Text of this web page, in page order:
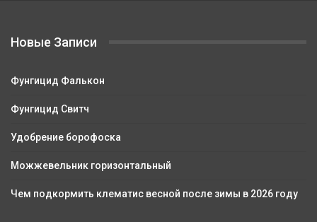
Новые Записи
Фунгицид Фалькон
Фунгицид Свитч
Удобрение борофоска
Можжевельник горизонтальный
Чем подкормить клематис весной после зимы в 2026 году